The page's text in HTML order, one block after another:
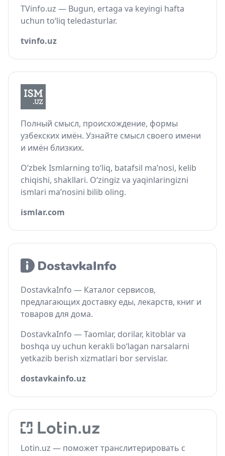
TVinfo.uz — Bugun, ertaga va keyingi hafta
uchun to‘liq teledasturlar.
tvinfo.uz
Полный смысл, происхождение, формы
узбекских имён. Узнайте смысл своего имени
и имён близких.
O‘zbek Ismlarning to‘liq, batafsil ma’nosi, kelib
chiqishi, shakllari. O‘zingiz va yaqinlaringizni
ismlari ma’nosini bilib oling.
ismlar.com
DostavkaInfo — Каталог сервисов,
предлагающих доставку еды, лекарств, книг и
товаров для дома.
DostavkaInfo — Taomlar, dorilar, kitoblar va
boshqa uy uchun kerakli bo‘lagan narsalarni
yetkazib berish xizmatlari bor servislar.
dostavkainfo.uz
Lotin.uz — поможет транслитерировать с